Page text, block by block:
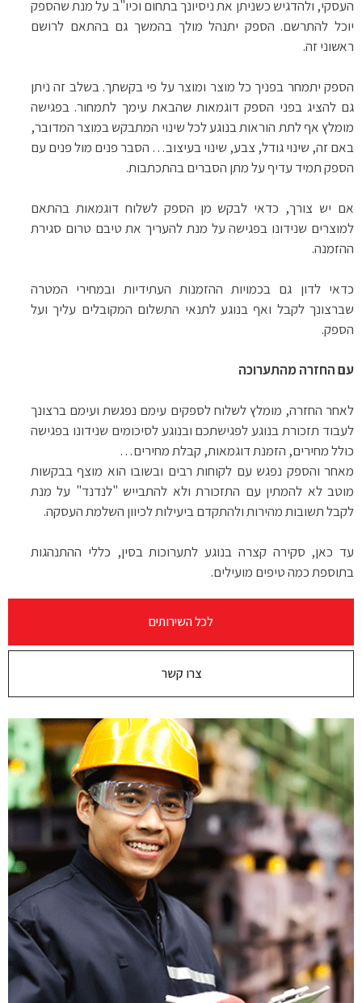
העסקי, ולהדגיש כשניתן את ניסיונך בתחום וכיו"ב על מנת שהספק
יוכל להתרשם. הספק יתנהל מולך בהמשך גם בהתאם לרושם
ראשוני זה.
הספק יתמחר בפניך כל מוצר ומוצר על פי בקשתך. בשלב זה ניתן
גם להציג בפני הספק דוגמאות שהבאת עימך לתמחור. בפגישה
מומלץ אף לתת הוראות בנוגע לכל שינוי המתבקש במוצר המדובר,
באם זה, שינוי גודל, צבע, שינוי בעיצוב… הסבר פנים מול פנים עם
הספק תמיד עדיף על מתן הסברים בהתכתבות.
אם יש צורך, כדאי לבקש מן הספק לשלוח דוגמאות בהתאם
למוצרים שנידונו בפגישה על מנת להעריך את טיבם טרום סגירת
ההזמנה.
כדאי לדון גם בכמויות ההזמנות העתידיות ובמחירי המטרה
שברצונך לקבל ואף בנוגע לתנאי התשלום המקובלים עליך ועל
הספק.
עם החזרה מהתערוכה
לאחר החזרה, מומלץ לשלוח לספקים עימם נפגשת ועימם ברצונך
לעבוד תזכורת בנוגע לפגישתכם ובנוגע לסיכומים שנידונו בפגישה
כולל מחירים, הזמנת דוגמאות, קבלת מחירים…
מאחר והספק נפגש עם לקוחות רבים ובשובו הוא מוצף בבקשות
מוטב לא להמתין עם התזכורת ולא להתבייש "לנדנד" על מנת
לקבל תשובות מהירות ולהתקדם ביעילות לכיוון השלמת העסקה.
עד כאן, סקירה קצרה בנוגע לתערוכות בסין, כללי ההתנהגות
בתוספת כמה טיפים מועילים.
לכל השירותים
צרו קשר